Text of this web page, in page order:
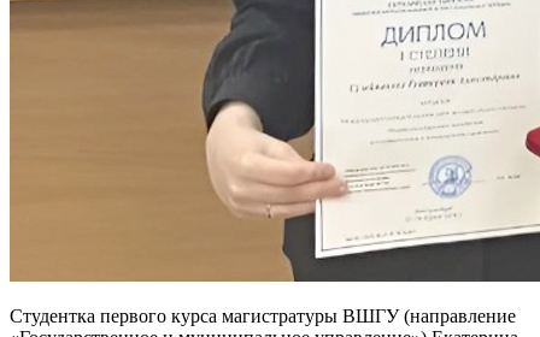
Студентка первого курса магистратуры ВШГУ (направление